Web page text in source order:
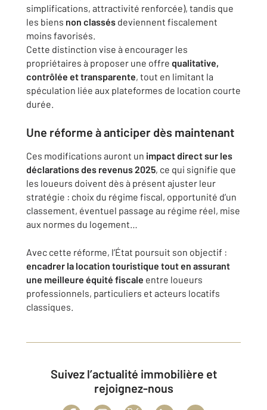
simplifications, attractivité renforcée), tandis que
les biens non classés deviennent fiscalement
moins favorisés.
Cette distinction vise à encourager les
propriétaires à proposer une offre qualitative,
contrôlée et transparente, tout en limitant la
spéculation liée aux plateformes de location courte
durée.
Une réforme à anticiper dès maintenant
Ces modifications auront un impact direct sur les
déclarations des revenus 2025, ce qui signifie que
les loueurs doivent dès à présent ajuster leur
stratégie : choix du régime fiscal, opportunité d’un
classement, éventuel passage au régime réel, mise
aux normes du logement…
Avec cette réforme, l’État poursuit son objectif :
encadrer la location touristique tout en assurant
une meilleure équité fiscale entre loueurs
professionnels, particuliers et acteurs locatifs
classiques.
Suivez l’actualité immobilière et
rejoignez-nous